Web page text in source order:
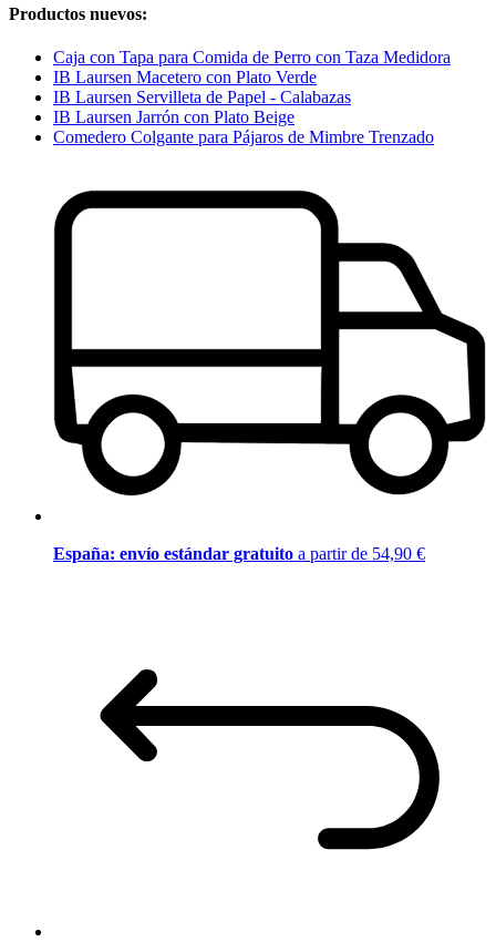
Productos nuevos:
Caja con Tapa para Comida de Perro con Taza Medidora
IB Laursen Macetero con Plato Verde
IB Laursen Servilleta de Papel - Calabazas
IB Laursen Jarrón con Plato Beige
Comedero Colgante para Pájaros de Mimbre Trenzado
España: envío estándar gratuito a partir de 54,90 €